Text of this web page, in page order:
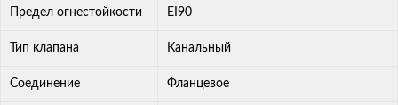
Предел огнестойкости ЕI90
Тип клапана Канальный
Соединение Фланцевое